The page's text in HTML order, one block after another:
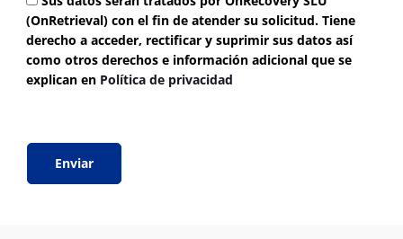
(OnRetrieval) con el fin de atender su solicitud. Tiene
derecho a acceder, rectificar y suprimir sus datos así
como otros derechos e información adicional que se
explican en Política de privacidad